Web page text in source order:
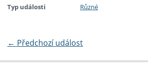
Typ události
Různé
← Předchozí událost